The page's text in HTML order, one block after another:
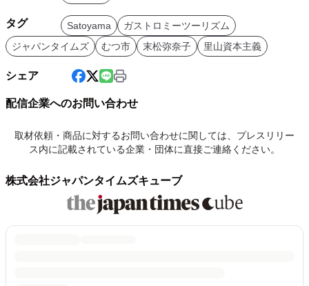
タグ Satoyama
ガストロミーツーリズム
ジャパンタイムズ
むつ市 末松弥奈子 里山資本主義
シェア
配信企業へのお問い合わせ
取材依頼・商品に対するお問い合わせに関しては、プレスリリー
ス内に記載されている企業・団体に直接ご連絡ください。
株式会社ジャパンタイムズキューブ